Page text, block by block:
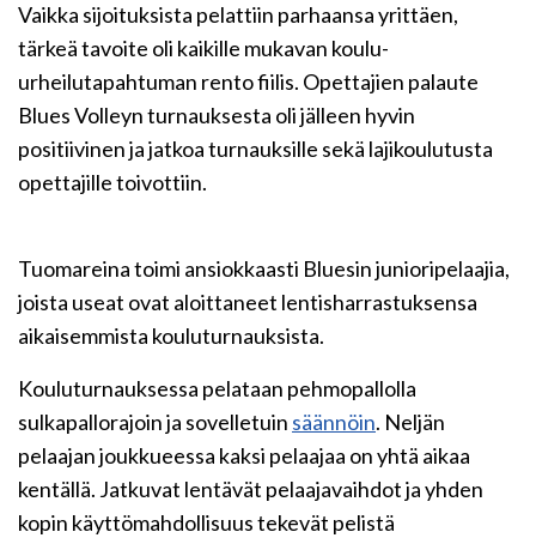
Vaikka sijoituksista pelattiin parhaansa yrittäen,
tärkeä tavoite oli kaikille mukavan koulu-
urheilutapahtuman rento fiilis. Opettajien palaute
Blues Volleyn turnauksesta oli jälleen hyvin
positiivinen ja jatkoa turnauksille sekä lajikoulutusta
opettajille toivottiin.
Tuomareina toimi ansiokkaasti Bluesin junioripelaajia,
joista useat ovat aloittaneet lentisharrastuksensa
aikaisemmista kouluturnauksista.
Kouluturnauksessa pelataan pehmopallolla
sulkapallorajoin ja sovelletuin säännöin. Neljän
pelaajan joukkueessa kaksi pelaajaa on yhtä aikaa
kentällä. Jatkuvat lentävät pelaajavaihdot ja yhden
kopin käyttömahdollisuus tekevät pelistä